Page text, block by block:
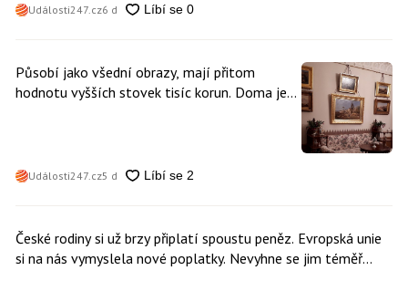
Události247.cz6 d
Působí jako všední obrazy, mají přitom
hodnotu vyšších stovek tisíc korun. Doma je
Události247.cz5 d
České rodiny si už brzy připlatí spoustu peněz. Evropská unie
si na nás vymyslela nové poplatky. Nevyhne se jim téměř